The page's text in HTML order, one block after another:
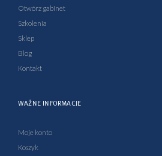
Otwórz gabinet
Szkolenia
Sklep
Blog
Kontakt
WAŻNE INFORMACJE
Moje konto
Koszyk